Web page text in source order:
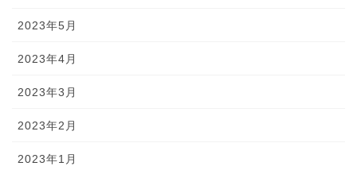
2023年5月
2023年4月
2023年3月
2023年2月
2023年1月